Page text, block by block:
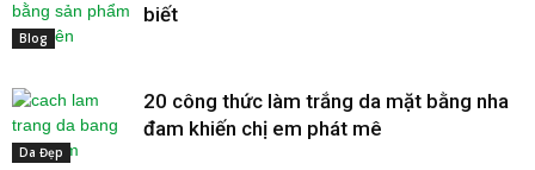
Blog
biết
Da Đẹp
20 công thức làm trắng da mặt bằng nha
đam khiến chị em phát mê